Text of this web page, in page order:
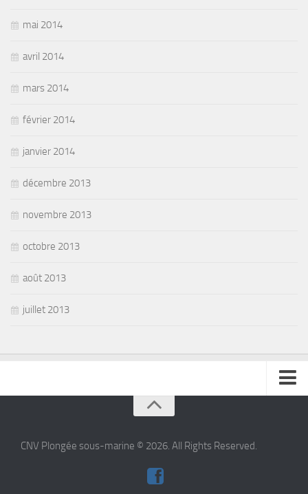
mai 2014
avril 2014
mars 2014
février 2014
janvier 2014
décembre 2013
novembre 2013
octobre 2013
août 2013
juillet 2013
CNV Plongée sous-marine © 2026. All Rights Reserved.